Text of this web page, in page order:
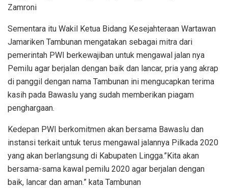
Zamroni
Sementara itu Wakil Ketua Bidang Kesejahteraan Wartawan
Jamariken Tambunan mengatakan sebagai mitra dari
pemerintah PWI berkewajiban untuk mengawal jalan nya
Pemilu agar berjalan dengan baik dan lancar, pria yang akrap
di panggil dengan nama Tambunan ini mengucapkan terima
kasih pada Bawaslu yang sudah memberikan piagam
penghargaan.
Kedepan PWI berkomitmen akan bersama Bawaslu dan
instansi terkait untuk terus mengawal jalannya Pilkada 2020
yang akan berlangsung di Kabupaten Lingga.”Kita akan
bersama-sama kawal pemilu 2020 agar berjalan dengan
baik, lancar dan aman.” kata Tambunan